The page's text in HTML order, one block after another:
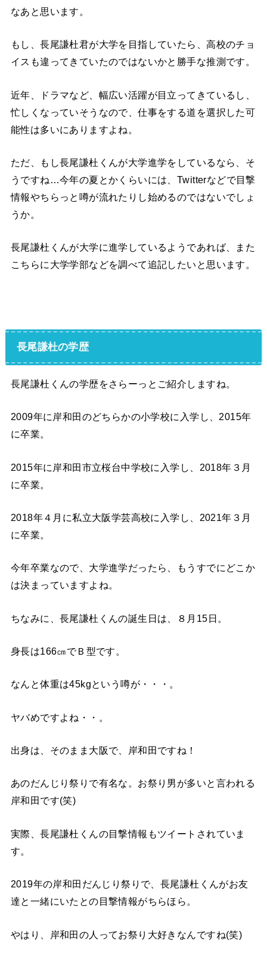
なあと思います。
もし、長尾謙杜君が大学を目指していたら、高校のチョ
イスも違ってきていたのではないかと勝手な推測です。
近年、ドラマなど、幅広い活躍が目立ってきているし、
忙しくなっていそうなので、仕事をする道を選択した可
能性は多いにありますよね。
ただ、もし長尾謙杜くんが大学進学をしているなら、そ
うですね…今年の夏とかくらいには、Twitterなどで目撃
情報やちらっと噂が流れたりし始めるのではないでしょ
うか。
長尾謙杜くんが大学に進学しているようであれば、また
こちらに大学学部などを調べて追記したいと思います。
長尾謙杜の学歴
長尾謙杜くんの学歴をさらーっとご紹介しますね。
2009年に岸和田のどちらかの小学校に入学し、2015年
に卒業。
2015年に岸和田市立桜台中学校に入学し、2018年３月
に卒業。
2018年４月に私立大阪学芸高校に入学し、2021年３月
に卒業。
今年卒業なので、大学進学だったら、もうすでにどこか
は決まっていますよね。
ちなみに、長尾謙杜くんの誕生日は、８月15日。
身長は166㎝でＢ型です。
なんと体重は45kgという噂が・・・。
ヤバめですよね・・。
出身は、そのまま大阪で、岸和田ですね！
あのだんじり祭りで有名な。お祭り男が多いと言われる
岸和田です(笑)
実際、長尾謙杜くんの目撃情報もツイートされていま
す。
2019年の岸和田だんじり祭りで、長尾謙杜くんがお友
達と一緒にいたとの目撃情報がちらほら。
やはり、岸和田の人ってお祭り大好きなんですね(笑)